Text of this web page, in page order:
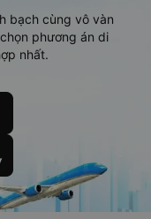
bạch cùng vô vàn
phương án di
nhất.